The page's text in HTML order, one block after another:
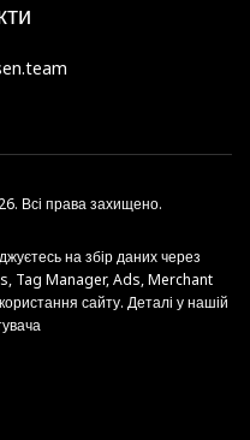
Всі права захищено.
на збір даних через
Tag Manager, Ads, Merchant
сайту. Деталі у нашій